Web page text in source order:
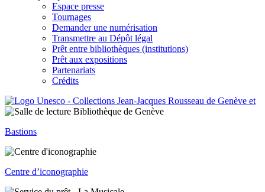
Espace presse
Tournages
Demander une numérisation
Transmettre au Dépôt légal
Prêt entre bibliothèques (institutions)
Prêt aux expositions
Partenariats
Crédits
Bastions
Centre d’iconographie